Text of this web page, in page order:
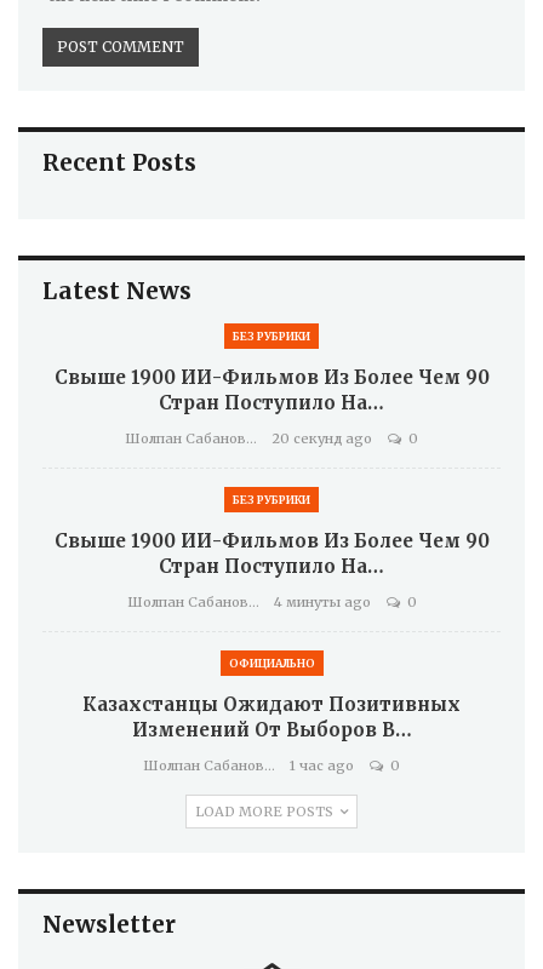
Recent Posts
Latest News
БЕЗ РУБРИКИ
Свыше 1900 ИИ-Фильмов Из Более Чем 90
Стран Поступило На…
Шолпан Сабанова 20 секунд ago 0
БЕЗ РУБРИКИ
Свыше 1900 ИИ-Фильмов Из Более Чем 90
Стран Поступило На…
Шолпан Сабанова 4 минуты ago 0
ОФИЦИАЛЬНО
Казахстанцы Ожидают Позитивных
Изменений От Выборов В…
Шолпан Сабанова 1 час ago 0
LOAD MORE POSTS
Newsletter